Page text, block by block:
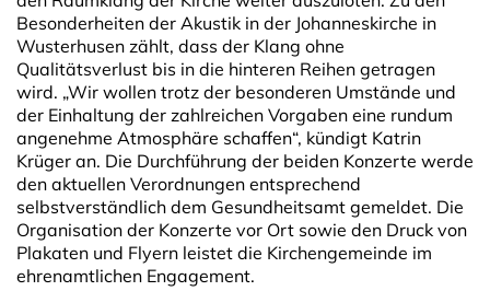
Besonderheiten der Akustik in der Johanneskirche in
Wusterhusen zählt, dass der Klang ohne
Qualitätsverlust bis in die hinteren Reihen getragen
wird. „Wir wollen trotz der besonderen Umstände und
der Einhaltung der zahlreichen Vorgaben eine rundum
angenehme Atmosphäre schaffen“, kündigt Katrin
Krüger an. Die Durchführung der beiden Konzerte werde
den aktuellen Verordnungen entsprechend
selbstverständlich dem Gesundheitsamt gemeldet. Die
Organisation der Konzerte vor Ort sowie den Druck von
Plakaten und Flyern leistet die Kirchengemeinde im
ehrenamtlichen Engagement.